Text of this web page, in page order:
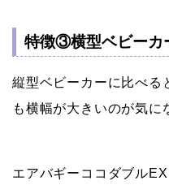
特徴③横型ベビーカ
縦型ベビーカーに比べる
も横幅が大きいのが気に
エアバギーココダブル